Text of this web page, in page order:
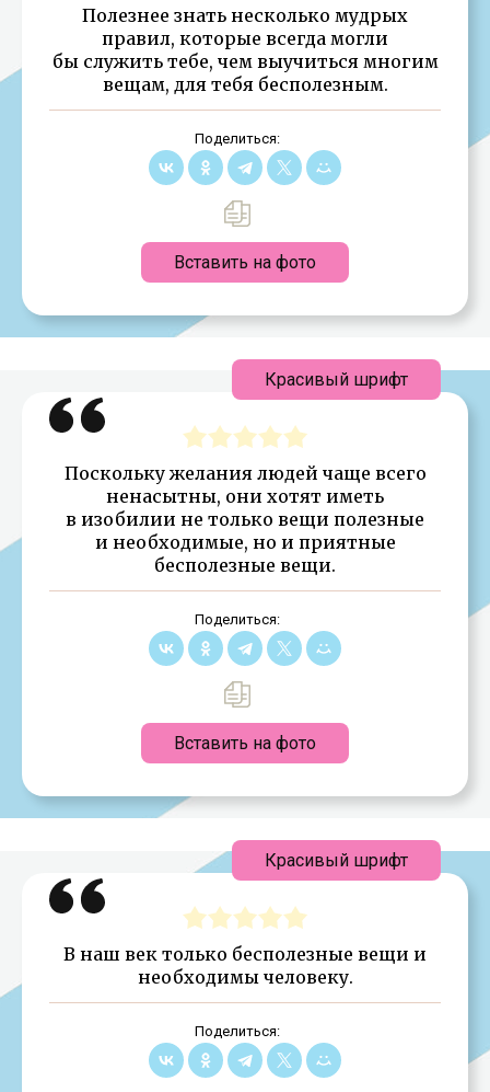
Полезнее знать несколько мудрых
правил, которые всегда могли
бы служить тебе, чем выучиться многим
вещам, для тебя бесполезным.
Поделиться:
Вставить на фото
Поскольку желания людей чаще всего
ненасытны, они хотят иметь
в изобилии не только вещи полезные
и необходимые, но и приятные
бесполезные вещи.
Поделиться:
Вставить на фото
Красивый шрифт
В наш век только бесполезные вещи и
необходимы человеку.
Поделиться:
Красивый шрифт